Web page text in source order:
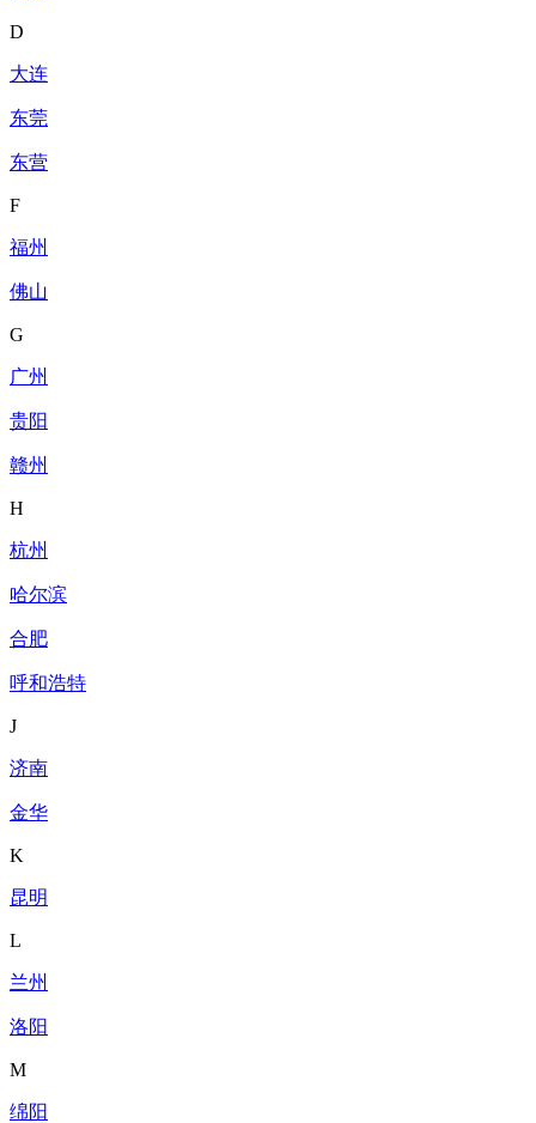
D
大连
东莞
东营
F
福州
佛山
G
广州
贵阳
赣州
H
杭州
哈尔滨
合肥
呼和浩特
J
济南
金华
K
昆明
L
兰州
洛阳
M
绵阳